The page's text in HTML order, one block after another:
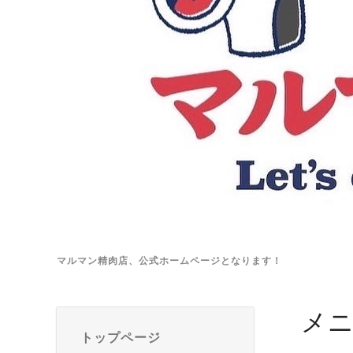
マルマン精肉店、公式ホームページとなります！
トップページ
メ